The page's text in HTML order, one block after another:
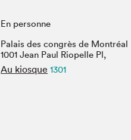
En personne
Palais des congrès de Montréal
1001 Jean Paul Riopelle Pl,
Au kiosque 1301